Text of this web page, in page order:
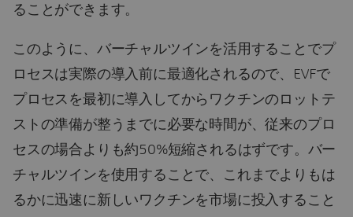
ることができます。
このように、バーチャルツインを活用することでプ
ロセスは実際の導入前に最適化されるので、EVFで
プロセスを最初に導入してからワクチンのロットテ
ストの準備が整うまでに必要な時間が、従来のプロ
セスの場合よりも約50%短縮されるはずです。バー
チャルツインを使用することで、これまでよりもは
るかに迅速に新しいワクチンを市場に投入すること